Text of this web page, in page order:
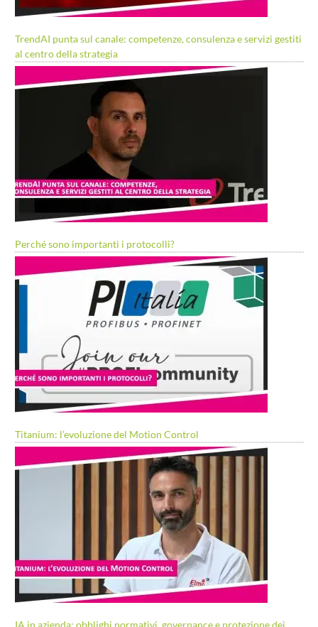
TrendAI punta sul canale: competenze, consulenza e servizi gestiti
al centro della strategia
Perché sono importanti i protocolli?
Titanium: l’evoluzione del Motion Control